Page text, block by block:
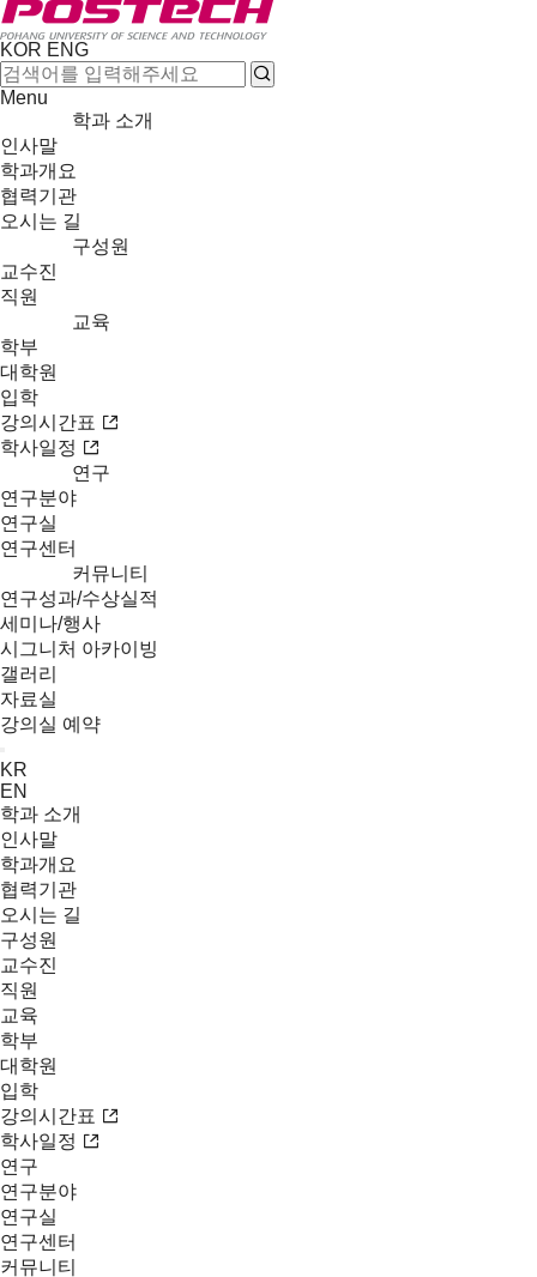
KOR ENG
Menu
학과 소개
인사말
학과개요
협력기관
오시는 길
구성원
교수진
직원
교육
학부
대학원
입학
강의시간표
학사일정
연구
연구분야
연구실
연구센터
커뮤니티
연구성과/수상실적
세미나/행사
시그니처 아카이빙
갤러리
자료실
강의실 예약
Menu
KR
EN
학과 소개
인사말
학과개요
협력기관
오시는 길
구성원
교수진
직원
교육
학부
대학원
입학
강의시간표
학사일정
연구
연구분야
연구실
연구센터
커뮤니티